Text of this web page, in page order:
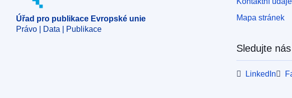
Úřad pro publikace Evropské unie
Právo | Data | Publikace
Mapa stránek
Sledujte
LinkedIn